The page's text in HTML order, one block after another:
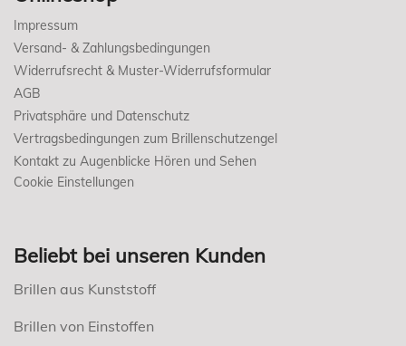
Impressum
Versand- & Zahlungsbedingungen
Widerrufsrecht & Muster-Widerrufsformular
AGB
Privatsphäre und Datenschutz
Vertragsbedingungen zum Brillenschutzengel
Kontakt zu Augenblicke Hören und Sehen
Cookie Einstellungen
Beliebt bei unseren Kunden
Brillen aus Kunststoff
Brillen von Einstoffen